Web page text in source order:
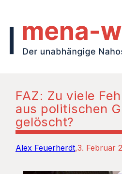
FAZ: Zu viele
aus politischen
gelöscht?
Alex Feuerherdt 3. Februar